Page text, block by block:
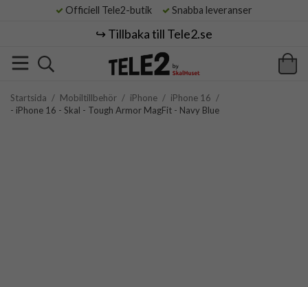
Officiell Tele2-butik Snabba leveranser
↪️ Tillbaka till Tele2.se
Startsida / Mobiltillbehör / iPhone / iPhone 16 /
- iPhone 16 - Skal - Tough Armor MagFit - Navy Blue